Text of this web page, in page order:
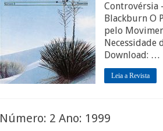
Controvérsia
Blackburn O
pelo
Necessidade
Download: …
Leia a Revista
Número: 2 Ano: 1999